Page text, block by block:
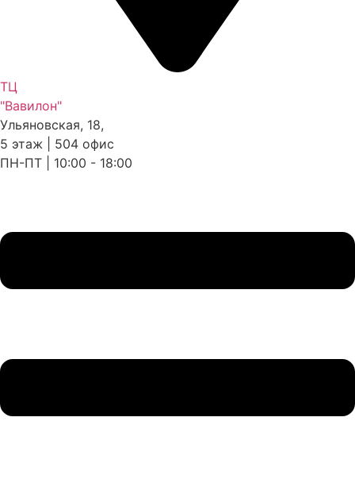
ТЦ
"Вавилон"
Ульяновская, 18,
5 этаж | 504 офис
ПН-ПТ | 10:00 - 18:00